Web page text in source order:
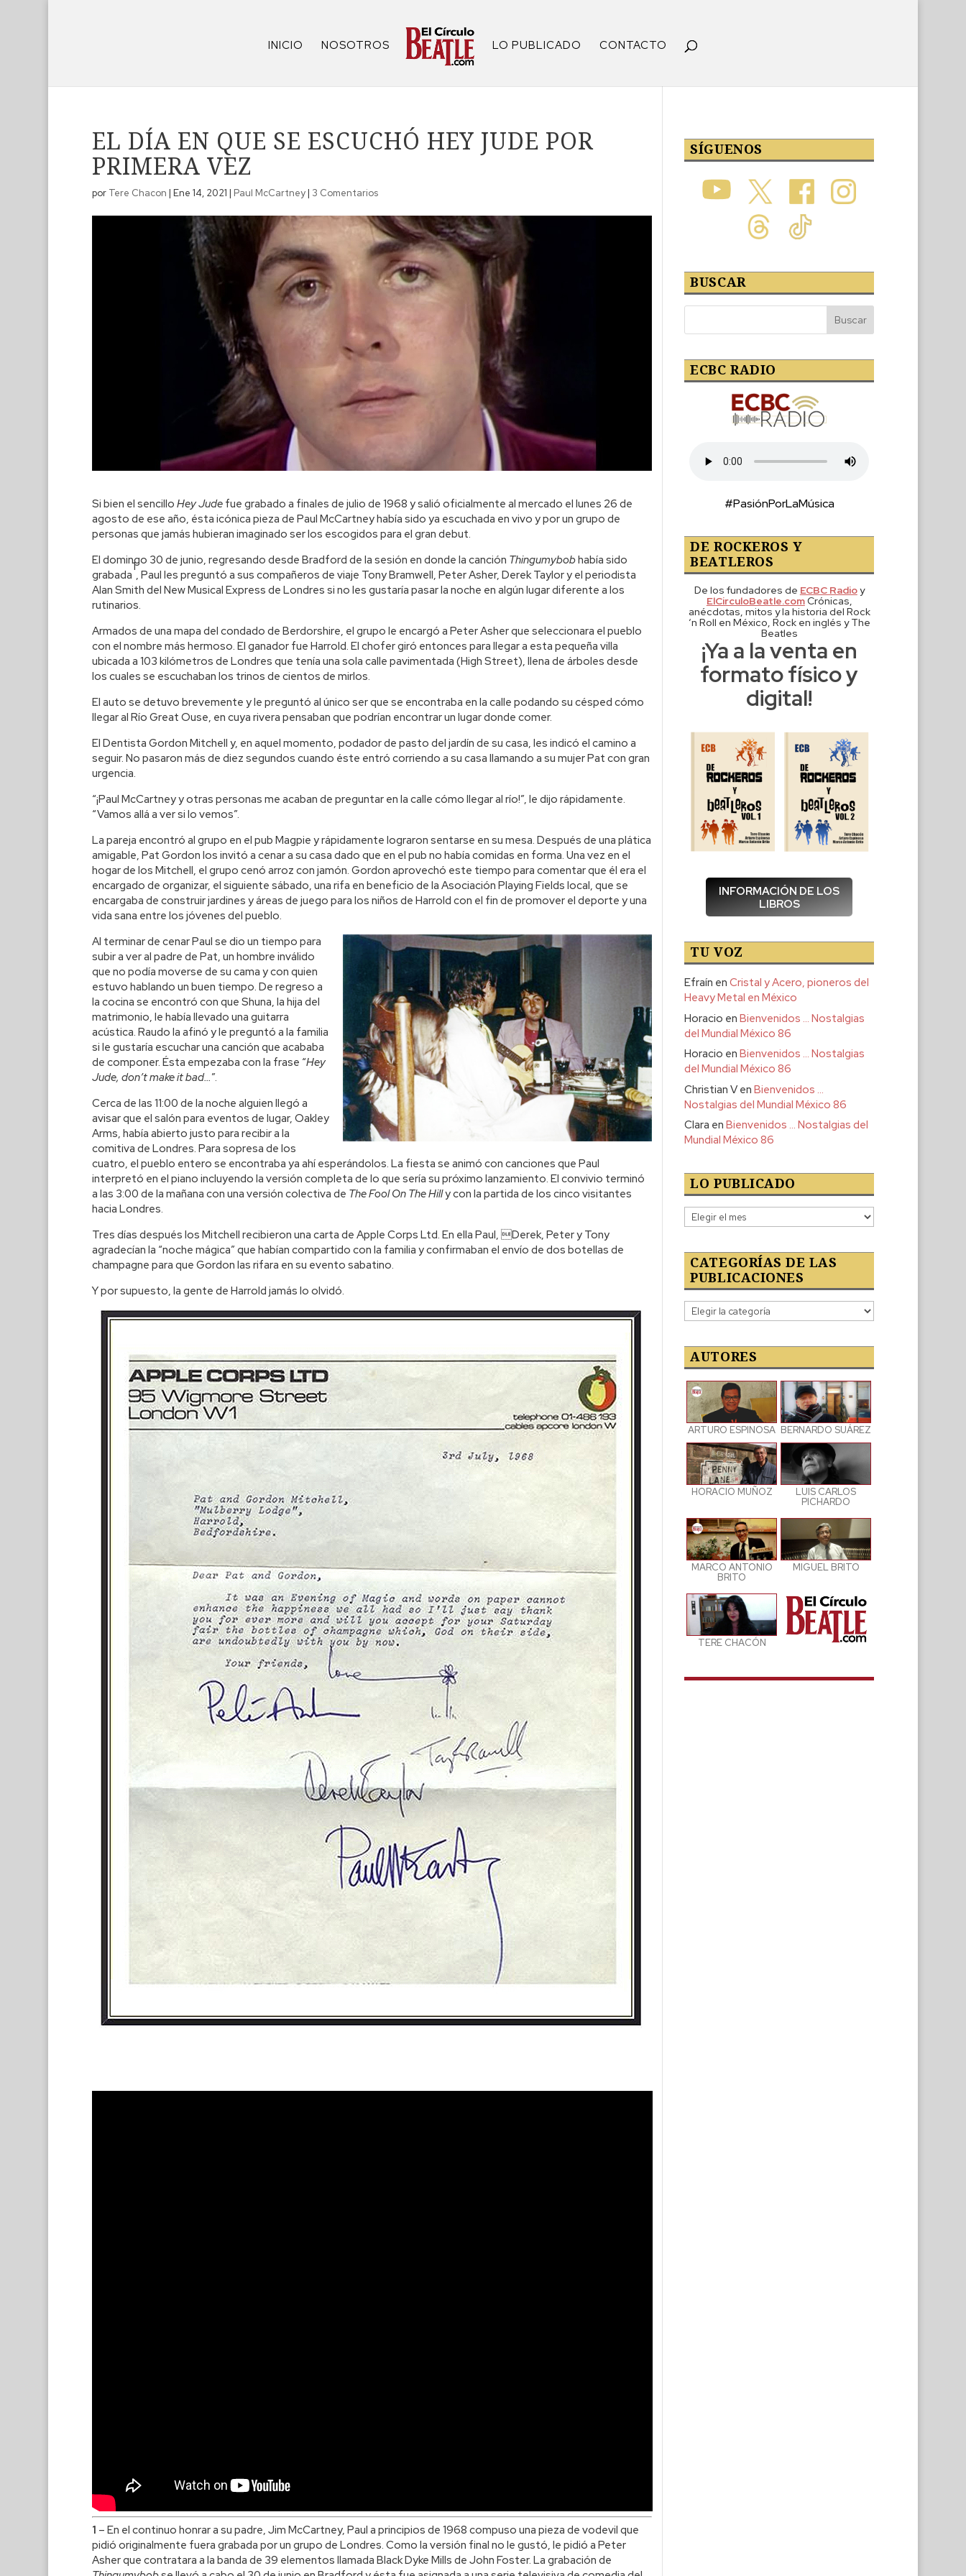
INICIO NOSOTROS LO PUBLICADO CONTACTO
EL DÍA EN QUE SE ESCUCHÓ HEY JUDE POR
PRIMERA VEZ
por Tere Chacon | Ene 14, 2021 | Paul McCartney| 3 Comentarios
Si bien el sencillo Hey Judefue grabado a finales de julio de 1968 y salió oficialmente al mercado el lunes 26 de
agosto de ese año, ésta icónica pieza de Paul McCartney había sido ya escuchada en vivo y por un grupo de
personas que jamás hubieran imaginado ser los escogidos para el gran debut.
El domingo 30 de junio, regresando desde Bradford de la sesión en donde la canción Thingumybobhabía sido
grabada
1
, Paul les preguntó a sus compañeros de viaje Tony Bramwell, Peter Asher, Derek Taylor y el periodista
Alan Smith del New Musical Express de Londres si no les gustaría pasar la noche en algún lugar diferente a los
rutinarios.
Armados de una mapa del condado de Berdorshire, el grupo le encargó a Peter Asher que seleccionara el pueblo
con el nombre más hermoso. El ganador fue Harrold. El chofer giró entonces para llegar a esta pequeña villa
ubicada a 103 kilómetros de Londres que tenía una sola calle pavimentada (High Street), llena de árboles desde
los cuales se escuchaban los trinos de cientos de mirlos.
El auto se detuvo brevemente y le preguntó al único ser que se encontraba en la calle podando su césped cómo
llegar al Río Great Ouse, en cuya rivera pensaban que podrían encontrar un lugar donde comer.
El Dentista Gordon Mitchell y, en aquel momento, podador de pasto del jardín de su casa, les indicó el camino a
seguir. No pasaron más de diez segundos cuando éste entró corriendo a su casa llamando a su mujer Pat con gran
urgencia.
“¡Paul McCartney y otras personas me acaban de preguntar en la calle cómo llegar al río!”, le dijo rápidamente.
“Vamos allá a ver si lo vemos”.
La pareja encontró al grupo en el pub Magpie y rápidamente lograron sentarse en su mesa. Después de una plática
amigable, Pat Gordon los invitó a cenar a su casa dado que en el pub no había comidas en forma. Una vez en el
hogar de los Mitchell, el grupo cenó arroz con jamón. Gordon aprovechó este tiempo para comentar que él era el
encargado de organizar, el siguiente sábado, una rifa en beneficio de la Asociación Playing Fields local, que se
encargaba de construir jardines y áreas de juego para los niños de Harrold con el fin de promover el deporte y una
vida sana entre los jóvenes del pueblo.
Al terminar de cenar Paul se dio un tiempo para
subir a ver al padre de Pat, un hombre inválido
que no podía moverse de su cama y con quien
estuvo hablando un buen tiempo. De regreso a
la cocina se encontró con que Shuna, la hija del
matrimonio, le había llevado una guitarra
acústica. Raudo la afinó y le preguntó a la familia
si le gustaría escuchar una canción que acababa
de componer. Ésta empezaba con la frase “Hey
Jude, don’t make it bad…”.
Cerca de las 11:00 de la noche alguien llegó a
avisar que el salón para eventos de lugar, Oakley
Arms, había abierto justo para recibir a la
comitiva de Londres. Para sopresa de los
cuatro, el pueblo entero se encontraba ya ahí esperándolos. La fiesta se animó con canciones que Paul
interpretó en el piano incluyendo la versión completa de lo que sería su próximo lanzamiento. El convivio terminó
a las 3:00 de la mañana con una versión colectiva de The Fool On The Hilly con la partida de los cinco visitantes
hacia Londres.
Tres días después los Mitchell recibieron una carta de Apple Corps Ltd. En ella Paul, Derek, Peter y Tony
agradecían la “noche mágica” que habían compartido con la familia y confirmaban el envío de dos botellas de
champagne para que Gordon las rifara en su evento sabatino.
Y por supuesto, la gente de Harrold jamás lo olvidó.
1 – En el continuo honrar a su padre, Jim McCartney, Paul a principios de 1968 compuso una pieza de vodevil que
pidió originalmente fuera grabada por un grupo de Londres. Como la versión final no le gustó, le pidió a Peter
Asher que contratara a la banda de 39 elementos llamada Black Dyke Mills de John Foster. La grabación de
SÍGUENOS
BUSCAR
ECBC RADIO
#PasiónPorLaMúsica
DE ROCKEROS Y
BEATLEROS
De los fundadores de ECBC Radioy
ElCirculoBeatle.comCrónicas,
anécdotas, mitos y la historia del Rock
‘n Roll en México, Rock en inglés y The
Beatles
¡Ya a la venta en
formato físico y
digital!
INFORMACIÓN DE LOS
LIBROS
TU VOZ
Efraín enCristal y Acero, pioneros del
Heavy Metal en México
Horacio enBienvenidos … Nostalgias
del Mundial México 86
Horacio enBienvenidos … Nostalgias
del Mundial México 86
Christian VenBienvenidos …
Nostalgias del Mundial México 86
Clara enBienvenidos … Nostalgias del
Mundial México 86
LO PUBLICADO
Lo
publicado
CATEGORÍAS DE LAS
PUBLICACIONES
Categorías
de
publicaciones
AUTORES
ARTURO ESPINOSA BERNARDO SUÁREZ
HORACIO MUÑOZ
LUIS CARLOS
PICHARDO
MARCO ANTONIO
BRITO
MIGUEL BRITO
TERE CHACÓN